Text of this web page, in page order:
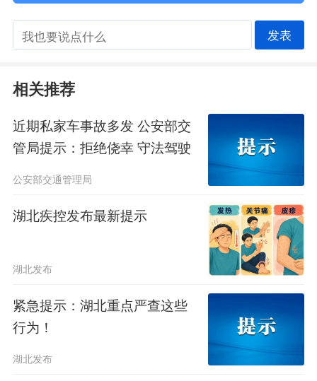
燃易爆的香水喷雾应及时收纳，以免高
温暴晒下自燃。应规范使用蚊香、避免
电动自行车违规充电，严防火灾风险。
提醒大家， 此次北方的高温是干热
暴晒型，应尽量避免在高温环境下长时
间停留，做好降温补水措施，防止中
暑。
编辑：陈琦
6
发表
相关推荐
近期私家车事故多发 公安部交
管局提示：拒绝侥幸 守法驾驶
公安部交通管理局
湖北疾控发布最新提示
湖北发布
紧急提示：湖北重点严查这些
行为！
湖北发布